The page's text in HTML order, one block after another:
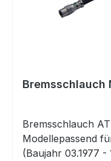
Bremsschlauch
Bremsschlauch
Modellepassend
(Baujahr 03.1977 -